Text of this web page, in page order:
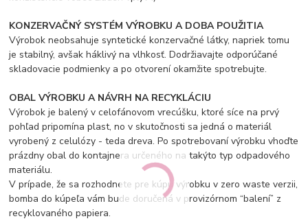
KONZERVAČNÝ SYSTÉM VÝROBKU A DOBA POUŽITIA
Výrobok neobsahuje syntetické konzervačné látky, napriek tomu
je stabilný, avšak háklivý na vlhkosť. Dodržiavajte odporúčané
skladovacie podmienky a po otvorení okamžite spotrebujte.
OBAL VÝROBKU A NÁVRH NA RECYKLÁCIU
Výrobok je balený v celofánovom vrecúšku, ktoré síce na prvý
pohľad pripomína plast, no v skutočnosti sa jedná o materiál
vyrobený z celulózy - teda dreva. Po spotrebovaní výrobku vhoďte
prázdny obal do kontajnera určeného na takýto typ odpadového
materiálu.
V prípade, že sa rozhodnete pre kúpu výrobku v zero waste verzii,
bomba do kúpeľa vám bude doručená v provizórnom “balení” z
recyklovaného papiera.